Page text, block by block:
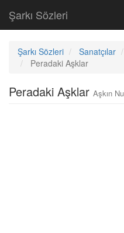
Şarkı Sözleri
Şarkı Sözleri Sanatçılar
Peradaki Aşklar
Peradaki Aşklar Aşkın